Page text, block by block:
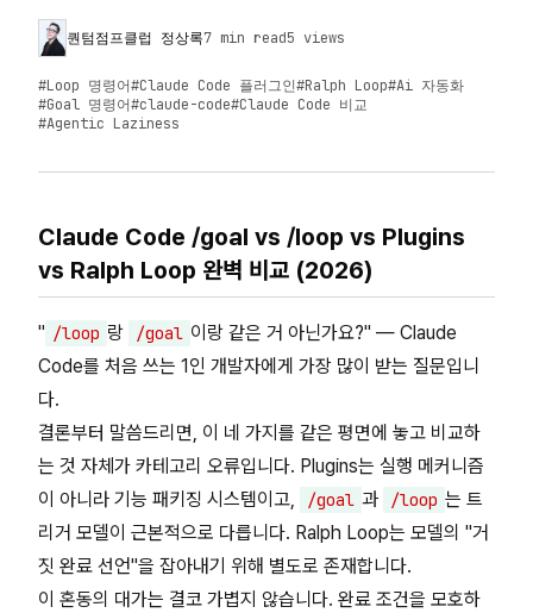
퀀텀점프클럽 정상록7 min read5 views
#Loop 명령어#Claude Code 플러그인#Ralph Loop#Ai 자동화
#Goal 명령어#claude-code#Claude Code 비교
#Agentic Laziness
Claude Code /goal vs /loop vs Plugins
vs Ralph Loop 완벽 비교 (2026)
" /loop 랑 /goal 이랑 같은 거 아닌가요?" — Claude
Code를 처음 쓰는 1인 개발자에게 가장 많이 받는 질문입니
다.
결론부터 말씀드리면, 이 네 가지를 같은 평면에 놓고 비교하
는 것 자체가 카테고리 오류입니다. Plugins는 실행 메커니즘
이 아니라 기능 패키징 시스템이고,
/goal 과 /loop 는 트
리거 모델이 근본적으로 다릅니다. Ralph Loop는 모델의 "거
짓 완료 선언"을 잡아내기 위해 별도로 존재합니다.
이 혼동의 대가는 결코 가볍지 않습니다. 완료 조건을 모호하